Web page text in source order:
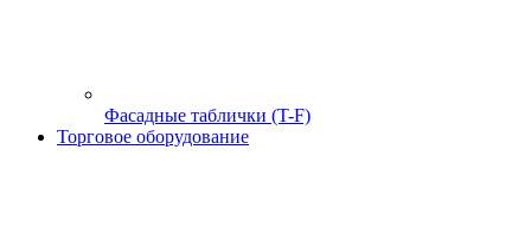
Фасадные таблички (T-F)
Торговое оборудование